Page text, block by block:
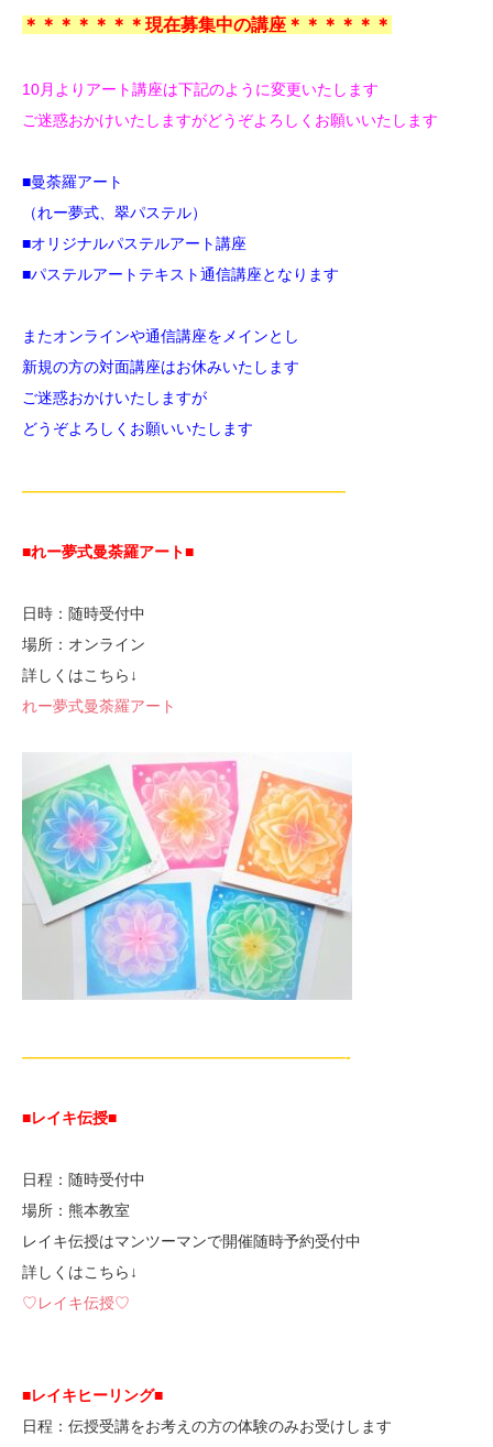
＊＊＊＊＊＊＊現在募集中の講座＊＊＊＊＊＊
10月よりアート講座は下記のように変更いたします
ご迷惑おかけいたしますがどうぞよろしくお願いいたします
■曼荼羅アート
（れー夢式、翠パステル）
■オリジナルパステルアート講座
■パステルアートテキスト通信講座となります
またオンラインや通信講座をメインとし
新規の方の対面講座はお休みいたします
ご迷惑おかけいたしますが
どうぞよろしくお願いいたします
—————————————————————
■れー夢式曼荼羅アート■
日時：随時受付中
場所：オンライン
詳しくはこちら↓
れー夢式曼荼羅アート
—————————————————————-
■レイキ伝授■
日程：随時受付中
場所：熊本教室
レイキ伝授はマンツーマンで開催随時予約受付中
詳しくはこちら↓
♡レイキ伝授♡
■レイキヒーリング■
日程：伝授受講をお考えの方の体験のみお受けします